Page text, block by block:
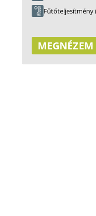
Fűtőteljesítmény
MEGNÉZEM